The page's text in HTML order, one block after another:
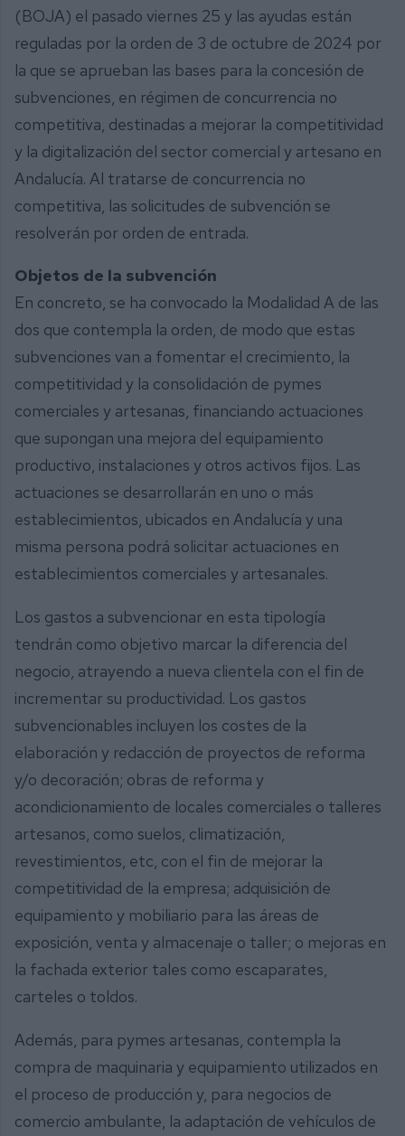
(BOJA) el pasado viernes 25 y las ayudas están
reguladas por la orden de 3 de octubre de 2024 por
la que se aprueban las bases para la concesión de
subvenciones, en régimen de concurrencia no
competitiva, destinadas a mejorar la competitividad
y la digitalización del sector comercial y artesano en
Andalucía. Al tratarse de concurrencia no
competitiva, las solicitudes de subvención se
resolverán por orden de entrada.
Objetos de la subvención
En concreto, se ha convocado la Modalidad A de las
dos que contempla la orden, de modo que estas
subvenciones van a fomentar el crecimiento, la
competitividad y la consolidación de pymes
comerciales y artesanas, financiando actuaciones
que supongan una mejora del equipamiento
productivo, instalaciones y otros activos fijos. Las
actuaciones se desarrollarán en uno o más
establecimientos, ubicados en Andalucía y una
misma persona podrá solicitar actuaciones en
establecimientos comerciales y artesanales.
Los gastos a subvencionar en esta tipología
tendrán como objetivo marcar la diferencia del
negocio, atrayendo a nueva clientela con el fin de
incrementar su productividad. Los gastos
subvencionables incluyen los costes de la
elaboración y redacción de proyectos de reforma
y/o decoración; obras de reforma y
acondicionamiento de locales comerciales o talleres
artesanos, como suelos, climatización,
revestimientos, etc, con el fin de mejorar la
competitividad de la empresa; adquisición de
equipamiento y mobiliario para las áreas de
exposición, venta y almacenaje o taller; o mejoras en
la fachada exterior tales como escaparates,
carteles o toldos.
Además, para pymes artesanas, contempla la
compra de maquinaria y equipamiento utilizados en
el proceso de producción y, para negocios de
comercio ambulante, la adaptación de vehículos de